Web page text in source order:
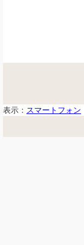
表示： スマートフォン